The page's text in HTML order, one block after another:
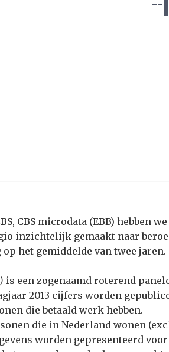
CBS microdata (EBB) hebben
inzichtelijk gemaakt naar
het gemiddelde van twee jaren.
is een zogenaamd roterend
2013 cijfers worden
die betaald werk hebben.
die in Nederland wonen
worden gepresenteerd voor